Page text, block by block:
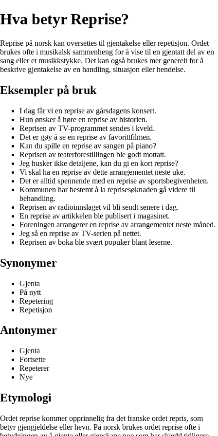
Hva betyr Reprise?
Reprise på norsk kan oversettes til gjentakelse eller repetisjon. Ordet
brukes ofte i musikalsk sammenheng for å vise til en gjentatt del av en
sang eller et musikkstykke. Det kan også brukes mer generelt for å
beskrive gjentakelse av en handling, situasjon eller hendelse.
Eksempler på bruk
I dag får vi en reprise av gårsdagens konsert.
Hun ønsker å høre en reprise av historien.
Reprisen av TV-programmet sendes i kveld.
Det er gøy å se en reprise av favorittfilmen.
Kan du spille en reprise av sangen på piano?
Reprisen av teaterforestillingen ble godt mottatt.
Jeg husker ikke detaljene, kan du gi en kort reprise?
Vi skal ha en reprise av dette arrangementet neste uke.
Det er alltid spennende med en reprise av sportsbegivenheten.
Kommunen har bestemt å la reprisesøknaden gå videre til
behandling.
Reprisen av radioinnslaget vil bli sendt senere i dag.
En reprise av artikkelen ble publisert i magasinet.
Foreningen arrangerer en reprise av arrangementet neste måned.
Jeg så en reprise av TV-serien på nettet.
Reprisen av boka ble svært populær blant leserne.
Synonymer
Gjenta
På nytt
Repetering
Repetisjon
Antonymer
Gjenta
Fortsette
Repeterer
Nye
Etymologi
Ordet reprise kommer opprinnelig fra det franske ordet repris, som
betyr gjengjeldelse eller hevn. På norsk brukes ordet reprise ofte i